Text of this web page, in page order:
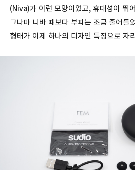
(Niva)가 이런 모양이었고, 휴대성이 뛰
그나마 니바 때보다 부피는 조금 줄어들
형태가 이제 하나의 디자인 특징으로 자